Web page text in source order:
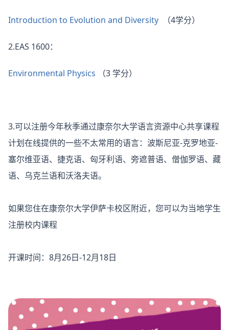
Introduction to Evolution and Diversity （4学分）
2.EAS 1600：
Environmental Physics （3 学分）
3.可以注册今年秋季通过康奈尔大学语言资源中心共享课程
计划在线提供的一些不太常用的语言：波斯尼亚-克罗地亚-
塞尔维亚语、捷克语、匈牙利语、旁遮普语、僧伽罗语、藏
语、乌克兰语和沃洛夫语。
如果您住在康奈尔大学伊萨卡校区附近，您可以为当地学生
注册校内课程
开课时间：8月26日-12月18日